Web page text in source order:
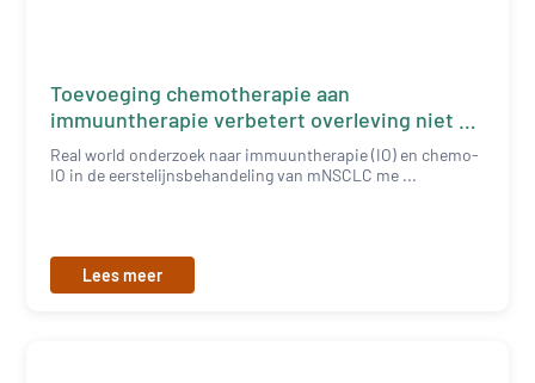
Toevoeging chemotherapie aan
immuuntherapie verbetert overleving niet bij
mNSCLC
Real world onderzoek naar immuuntherapie (IO) en chemo-
IO in de eerstelijnsbehandeling van mNSCLC me ...
Lees meer